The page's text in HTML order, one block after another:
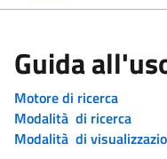
Guida
Motore di ricerca
Modalità di ricerca
Modalità di